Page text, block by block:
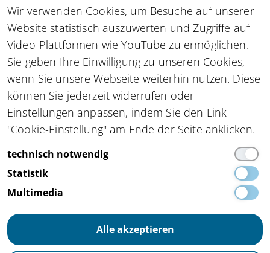
Zu allen Newslettern
Kompetenznetzwerk automatisierte und
vernetzte Mobilitätinnocam.NRW
Steinbachstraße 7, 52074 Aachen
Tel.+49 162 4861673,info(at)innocam.nrw
Gefördert vom:
Impressum
Wir verwenden Cookies, um Besuche auf unserer
Website statistisch auszuwerten und Zugriffe auf
Video-Plattformen wie YouTube zu ermöglichen.
Sie geben Ihre Einwilligung zu unseren Cookies,
wenn Sie unsere Webseite weiterhin nutzen. Diese
können Sie jederzeit widerrufen oder
Einstellungen anpassen, indem Sie den Link
"Cookie-Einstellung" am Ende der Seite anklicken.
technisch notwendig
Statistik
Multimedia
Alle akzeptieren